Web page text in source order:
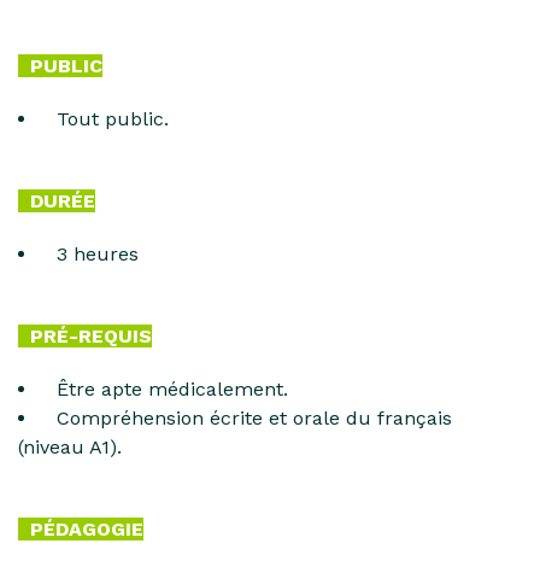
PUBLIC
Tout public.
DURÉE
3 heures
PRÉ-REQUIS
Être apte médicalement.
Compréhension écrite et orale du français
(niveau A1).
PÉDAGOGIE